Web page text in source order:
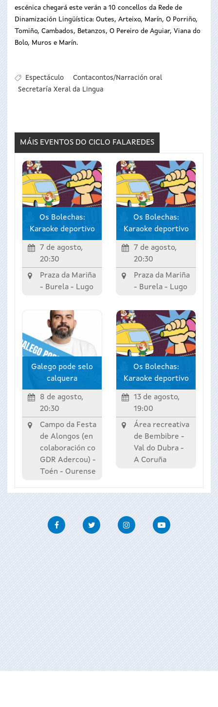
escénica chegará este verán a 10 concellos da Rede de
Dinamización Lingüística: Outes, Arteixo, Marín, O Porriño,
Tomiño, Cambados, Betanzos, O Pereiro de Aguiar, Viana do
Bolo, Muros e Marín.
Espectáculo
Contacontos/Narración oral
Secretaría Xeral da Lingua
MÁIS EVENTOS DO CICLO FALAREDES
Os Bolechas:
Karaoke deportivo
7 de agosto,
20:30
Praza da Mariña
- Burela - Lugo
Os Bolechas:
Karaoke deportivo
7 de agosto,
20:30
Praza da Mariña
- Burela - Lugo
Galego pode selo
calquera
8 de agosto,
20:30
Campo da Festa
de Alongos (en
colaboración co
GDR Adercou) -
Toén - Ourense
Os Bolechas:
Karaoke deportivo
13 de agosto,
19:00
Área recreativa
de Bembibre -
Val do Dubra -
A Coruña
FacebookTwitter InstagramYoutube